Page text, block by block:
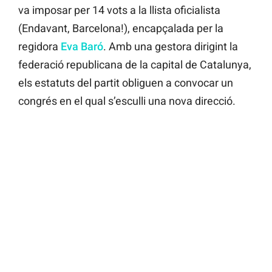
va imposar per 14 vots a la llista oficialista
(Endavant, Barcelona!), encapçalada per la
regidora Eva Baró. Amb una gestora dirigint la
federació republicana de la capital de Catalunya,
els estatuts del partit obliguen a convocar un
congrés en el qual s’esculli una nova direcció.